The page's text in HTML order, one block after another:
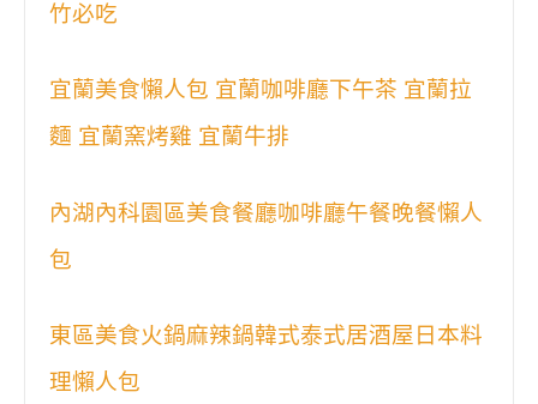
竹必吃
宜蘭美食懶人包 宜蘭咖啡廳下午茶 宜蘭拉
麵 宜蘭窯烤雞 宜蘭牛排
內湖內科園區美食餐廳咖啡廳午餐晚餐懶人
包
東區美食火鍋麻辣鍋韓式泰式居酒屋日本料
理懶人包